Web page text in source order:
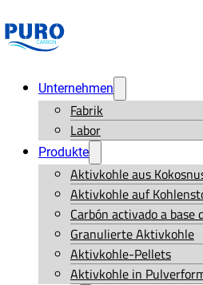
Unternehmen
Fabrik
Labor
Produkte
Aktivkohle aus
Aktivkohle auf
Carbón activado a base
Granulierte Aktivkohle
Aktivkohle-Pellets
Aktivkohle in